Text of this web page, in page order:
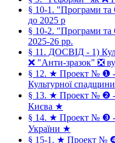
§ 10-1. "Програми та
до 2025 р
§ 10-2. "Програми
2025-26 рр.
§ 11. ДОСВІД - 1)
❌ "Анти-зразок" ❎
§ 12. ★ Проект №
Культурної
§ 13. ★ Проект № ❷
Києва ★
§ 14. ★ Проект № ❸
України ★
§ 15-1. ★ Проект №